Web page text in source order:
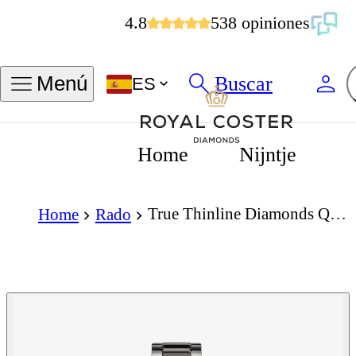
4.8 538 opiniones
Menú ES Buscar
Home Nijntje
Home Rado True Thinline Diamonds Quartz 30mm